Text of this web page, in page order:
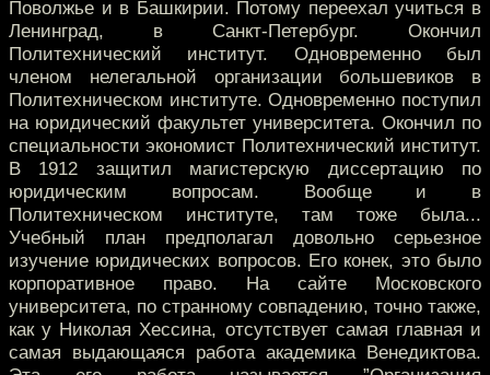
Поволжье и в Башкирии. Потому переехал учиться в
Ленинград, в Санкт-Петербург. Окончил
Политехнический институт. Одновременно был
членом нелегальной организации большевиков в
Политехническом институте. Одновременно поступил
на юридический факультет университета. Окончил по
специальности экономист Политехнический институт.
В 1912 защитил магистерскую диссертацию по
юридическим вопросам. Вообще и в
Политехническом институте, там тоже была...
Учебный план предполагал довольно серьезное
изучение юридических вопросов. Его конек, это было
корпоративное право. На сайте Московского
университета, по странному совпадению, точно также,
как у Николая Хессина, отсутствует самая главная и
самая выдающаяся работа академика Венедиктова.